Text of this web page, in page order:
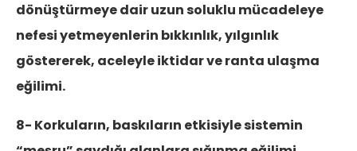
dönüştürmeye dair uzun soluklu mücadeleye
nefesi yetmeyenlerin bıkkınlık, yılgınlık
göstererek, aceleyle iktidar ve ranta ulaşma
eğilimi.
8- Korkuların, baskıların etkisiyle sistemin